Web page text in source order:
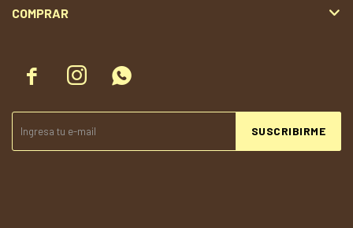
  
SUSCRIBIRME
COMPRAR